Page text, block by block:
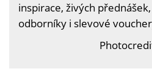
inspirace, živých
odborníky i slevové